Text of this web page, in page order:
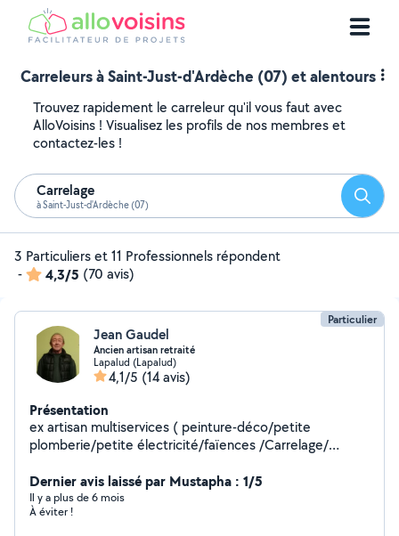
Carreleurs à Saint-Just-d'Ardèche (07) et alentours
Trouvez rapidement le carreleur qu'il vous faut avec
AlloVoisins ! Visualisez les profils de nos membres et
contactez-les !
Carrelage
à Saint-Just-d'Ardèche (07)
3 Particuliers et 11 Professionnels répondent
-
4,3/5 (70 avis)
Particulier
Jean Gaudel
Ancien artisan retraité
Lapalud (Lapalud)
4,1/5 (14 avis)
Présentation
ex artisan multiservices ( peinture-déco/petite
plomberie/petite électricité/faïences /Carrelage/
25 /H ou sur devis global.
Dernier avis laissé par Mustapha : 1/5
Il y a plus de 6 mois
À éviter !